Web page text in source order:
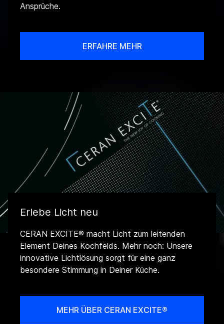
Ansprüche.
ERFAHRE MEHR
Erlebe Licht neu
CERAN EXCITE® macht Licht zum leitenden
Element Deines Kochfelds. Mehr noch: Unsere
innovative Lichtlösung sorgt für eine ganz
besondere Stimmung in Deiner Küche.
MEHR ÜBER CERAN EXCITE®